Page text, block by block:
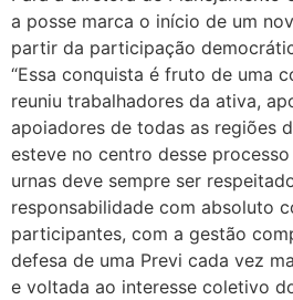
a posse marca o início de um
partir da participação
“Essa conquista é fruto de uma
reuniu trabalhadores da ativa,
apoiadores de todas as regiões
esteve no centro desse
urnas deve sempre ser
responsabilidade com absoluto
participantes, com a gestão
defesa de uma Previ cada vez
e voltada ao interesse coletivo